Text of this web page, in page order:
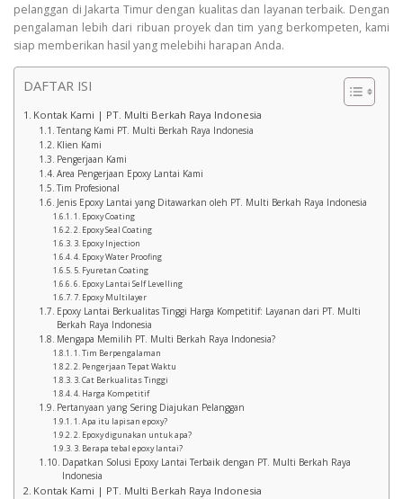
pelanggan di Jakarta Timur dengan kualitas dan layanan terbaik. Dengan
pengalaman lebih dari ribuan proyek dan tim yang berkompeten, kami
siap memberikan hasil yang melebihi harapan Anda.
DAFTAR ISI
Kontak Kami | PT. Multi Berkah Raya Indonesia
Tentang Kami PT. Multi Berkah Raya Indonesia
Klien Kami
Pengerjaan Kami
Area Pengerjaan Epoxy Lantai Kami
Tim Profesional
Jenis Epoxy Lantai yang Ditawarkan oleh PT. Multi Berkah Raya Indonesia
1. Epoxy Coating
2. Epoxy Seal Coating
3. Epoxy Injection
4. Epoxy Water Proofing
5. Fyuretan Coating
6. Epoxy Lantai Self Levelling
7. Epoxy Multilayer
Epoxy Lantai Berkualitas Tinggi Harga Kompetitif: Layanan dari PT. Multi
Berkah Raya Indonesia
Mengapa Memilih PT. Multi Berkah Raya Indonesia?
1. Tim Berpengalaman
2. Pengerjaan Tepat Waktu
3. Cat Berkualitas Tinggi
4. Harga Kompetitif
Pertanyaan yang Sering Diajukan Pelanggan
1. Apa itu lapisan epoxy?
2. Epoxy digunakan untuk apa?
3. Berapa tebal epoxy lantai?
Dapatkan Solusi Epoxy Lantai Terbaik dengan PT. Multi Berkah Raya
Indonesia
Kontak Kami | PT. Multi Berkah Raya Indonesia